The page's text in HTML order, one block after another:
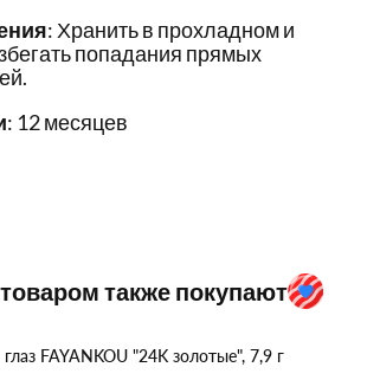
: Хранить в прохладном и
попадания прямых
: 12 месяцев
также покупают
FAYANKOU "24K золотые", 7,9 г